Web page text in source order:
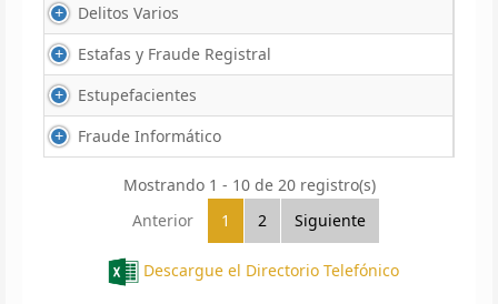
Delitos Varios
Estafas y Fraude Registral
Estupefacientes
Fraude Informático
Mostrando 1 - 10 de 20 registro(s)
Anterior
1 2 Siguiente
Descargue el Directorio Telefónico